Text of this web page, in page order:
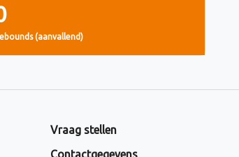
(aanvallend)
Vraag stellen
Contactgegevens